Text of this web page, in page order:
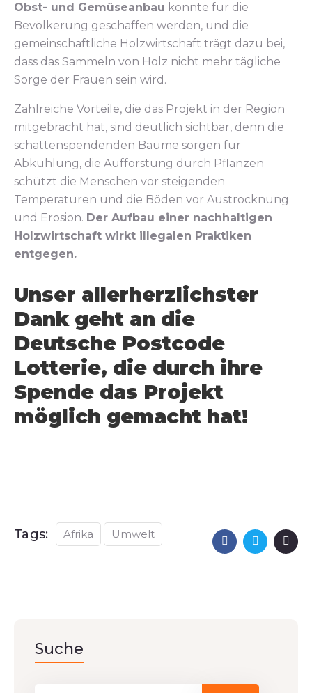
Obst- und Gemüseanbau konnte für die
Bevölkerung geschaffen werden, und die
gemeinschaftliche Holzwirtschaft trägt dazu bei,
dass das Sammeln von Holz nicht mehr tägliche
Sorge der Frauen sein wird.
Zahlreiche Vorteile, die das Projekt in der Region
mitgebracht hat, sind deutlich sichtbar, denn die
schattenspendenden Bäume sorgen für
Abkühlung, die Aufforstung durch Pflanzen
schützt die Menschen vor steigenden
Temperaturen und die Böden vor Austrocknung
und Erosion. Der Aufbau einer nachhaltigen
Holzwirtschaft wirkt illegalen Praktiken
entgegen.
Unser allerherzlichster
Dank geht an die
Deutsche Postcode
Lotterie, die durch ihre
Spende das Projekt
möglich gemacht hat!
Tags: Afrika Umwelt
Suche